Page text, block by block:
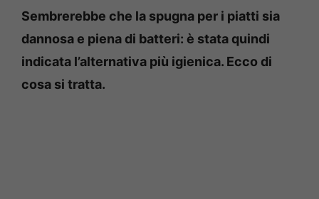
Sembrerebbe che la spugna per i piatti sia
dannosa e piena di batteri: è stata quindi
indicata l’alternativa più igienica. Ecco di
cosa si tratta.